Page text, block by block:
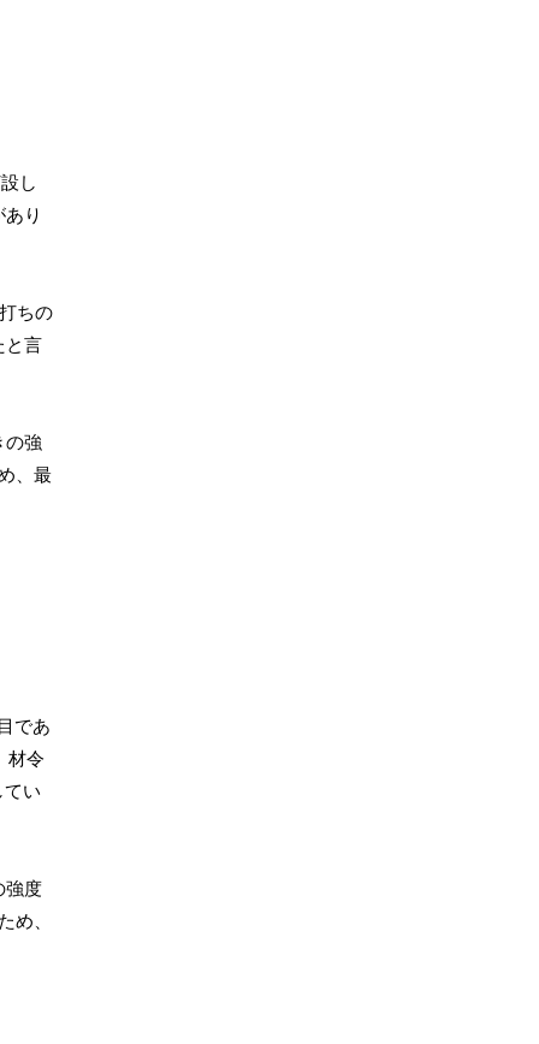
し
り
ちの
と言
の強
、最
であ
材令
てい
強度
め、